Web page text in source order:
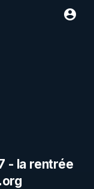
- la rentrée